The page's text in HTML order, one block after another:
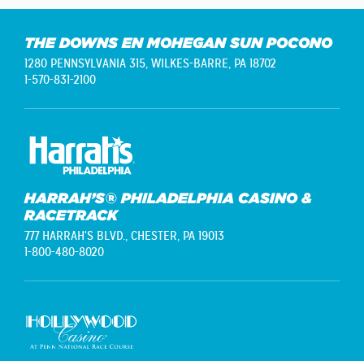
THE DOWNS EN MOHEGAN SUN POCONO
1280 PENNSYLVANIA 315, WILKES-BARRE, PA 18702
1-570-831-2100
HARRAH’S® PHILADELPHIA CASINO &
RACETRACK
777 HARRAH'S BLVD., CHESTER, PA 19013
1-800-480-8020